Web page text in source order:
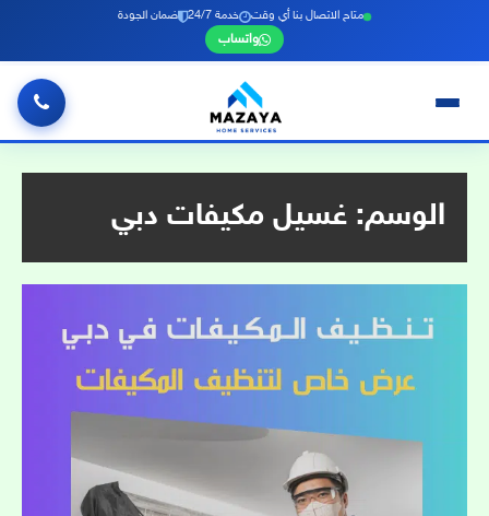
متاح الاتصال بنا أي وقت خدمة 24/7 ضمان الجودة
واتساب
الوسم: غسيل مكيفات دبي